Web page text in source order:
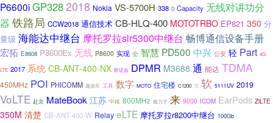
P6600iGP3282018 Nokia VS-5700H 338 0 Capacity 无线对讲功分
器 铁路局 CCW2018 通信技术 CB-HLQ-400 MOTOTRBO EP821 350 分
量级 海能达中继台 摩托罗拉slr5300中继台 畅博通信设备手册
宏拓 E8608 P8600Ex 无线 P8600 实现 全 智慧 PD500 中兴 公安 轻 Part 4G-
LTE 2017 系统 CB-ANT-400-NX 听证会 DPMR M3688 通 能达 TDMA
450MHz POI PHICOMM 遨游车 工具 数字 MOTO 住宅楼 C1200 雪 软 5111UV 2019
VoLTE 赴京 MateBook 江苏 中移 800MHz 致力于 来 9000 ICOM EarPods ZiLTE
350M 清楚 CB-ANT-400-W Relay eLTE 摩托罗拉r8200中继台 100Gb